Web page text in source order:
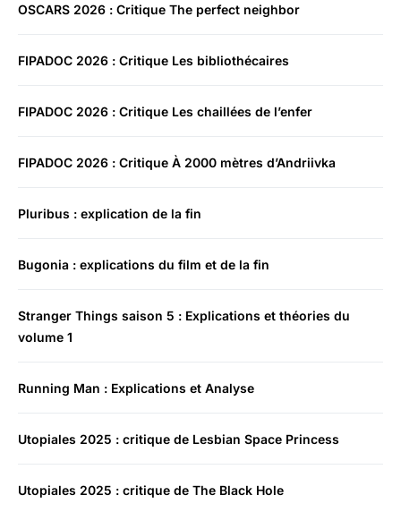
OSCARS 2026 : Critique The perfect neighbor
FIPADOC 2026 : Critique Les bibliothécaires
FIPADOC 2026 : Critique Les chaillées de l’enfer
FIPADOC 2026 : Critique À 2000 mètres d’Andriivka
Pluribus : explication de la fin
Bugonia : explications du film et de la fin
Stranger Things saison 5 : Explications et théories du
volume 1
Running Man : Explications et Analyse
Utopiales 2025 : critique de Lesbian Space Princess
Utopiales 2025 : critique de The Black Hole